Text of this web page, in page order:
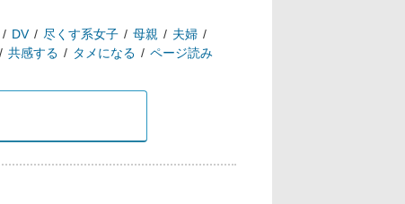
DV 尽くす系女子 母親
夫婦
共感する タメになる ページ読み